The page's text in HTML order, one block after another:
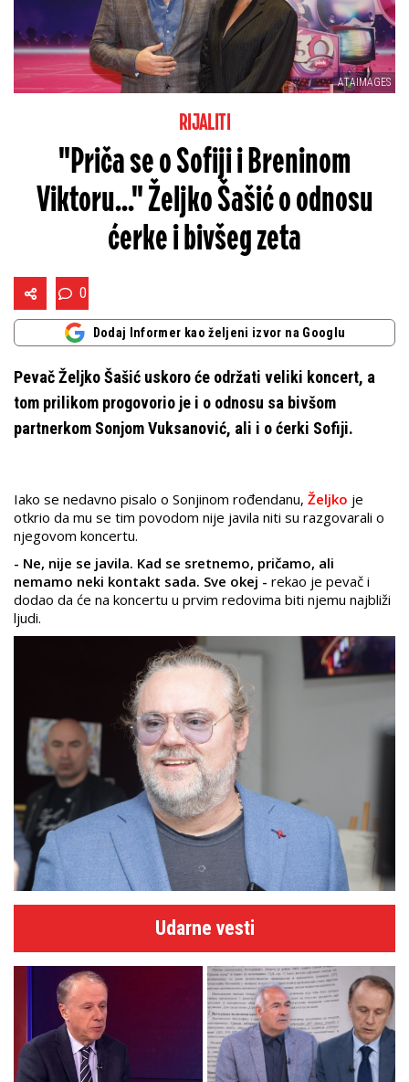
ATAIMAGES
RIJALITI
"Priča se o Sofiji i Breninom
Viktoru..." Željko Šašić o odnosu
ćerke i bivšeg zeta
0
Dodaj Informer kao željeni izvor na Googlu
Pevač Željko Šašić uskoro će održati veliki koncert, a
tom prilikom progovorio je i o odnosu sa bivšom
partnerkom Sonjom Vuksanović, ali i o ćerki Sofiji.
Iako se nedavno pisalo o Sonjinom rođendanu, Željko je
otkrio da mu se tim povodom nije javila niti su razgovarali o
njegovom koncertu.
- Ne, nije se javila. Kad se sretnemo, pričamo, ali
nemamo neki kontakt sada. Sve okej - rekao je pevač i
dodao da će na koncertu u prvim redovima biti njemu najbliži
ljudi.
Udarne vesti